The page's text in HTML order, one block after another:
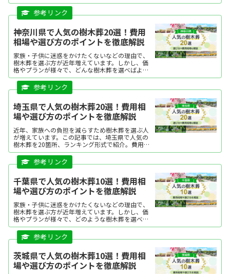
神奈川県で人気の樹木葬20選！費用
相場や選び方のポイントを徹底解説
家族・子供に迷惑をかけたくないなどの理由で、
樹木葬を選ぶ方が近年増えています。しかし、価
格やプランが様々で、どんな樹木葬を選べばよい
か迷う方も多いですよね。今回は、神奈川県で人
気の樹木葬を、ランキング形式にてご紹介しま
す。それぞれの特徴を分...
埼玉県で人気の樹木葬20選！費用相
場や選び方のポイントを徹底解説
近年、家族への負担を減らすため樹木葬を選ぶ人
が増えています。この記事では、埼玉県で人気の
樹木葬を20箇所、ランキング形式で紹介。費用相
場や選び方のポイントを解説しています。気にな
る樹木葬施設があれば、資料請求や現地見学が可
能です。
千葉県で人気の樹木葬10選！費用相
場や選び方のポイントを徹底解説
家族・子供に迷惑をかけたくないなどの理由で、
樹木葬を選ぶ方が近年増えています。しかし、価
格やプランが様々で、どのような樹木葬を選べば
よいか迷う方も多いですよね。今回は、千葉県で
人気の樹木葬をランキング形式にてご紹介しま
す。それぞれの特徴を分かりやすくまとめていま
茨城県で人気の樹木葬10選！費用相
場や選び方のポイントを徹底解説